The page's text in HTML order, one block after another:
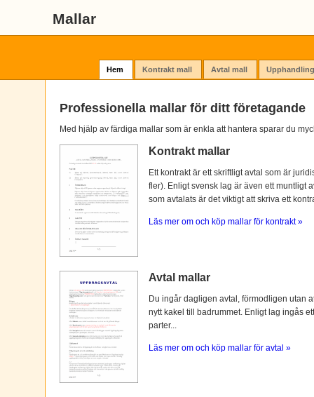
Mallar
Hem Kontrakt mall Avtal mall
Professionella mallar för ditt företagande
Med hjälp av färdiga mallar som är enkla att hantera sparar du
Kontrakt mallar
Ett kontrakt är ett skriftligt avtal som är
fler). Enligt svensk lag är även ett muntligt
som avtalats är det viktigt att skriva ett
Läs mer om och köp mallar för kontrakt »
Avtal mallar
Du ingår dagligen avtal, förmodligen utan
nytt kakel till badrummet. Enligt lag ingås
parter...
Läs mer om och köp mallar för avtal »